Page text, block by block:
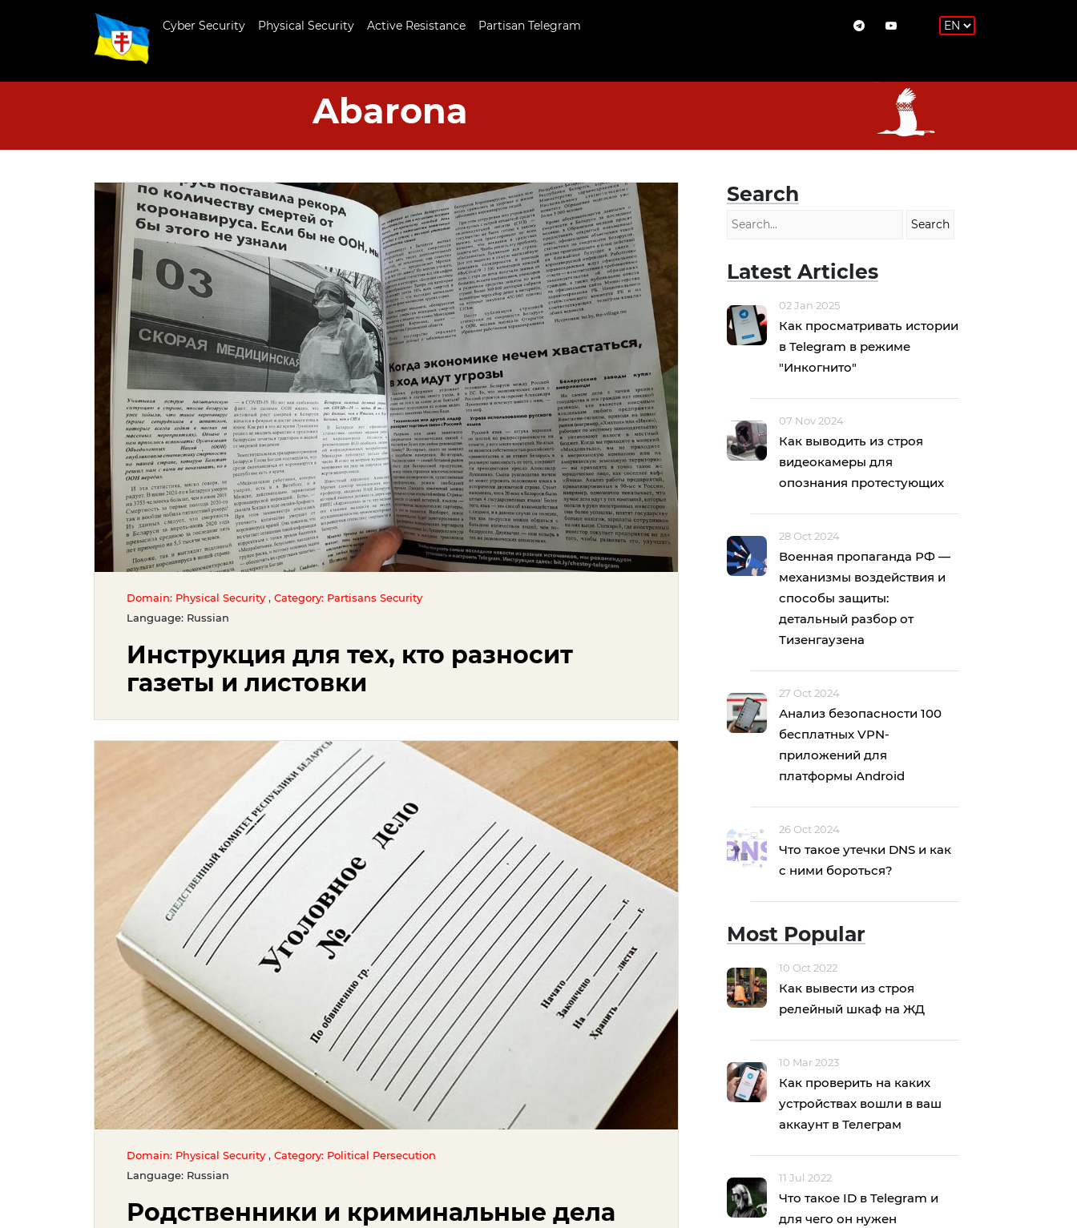
Cyber Security Physical Security Active Resistance Partisan Telegram
Abarona
Domain: Physical Security , Category: Partisans Security
Language: Russian
Инструкция для тех, кто разносит
газеты и листовки
Domain: Physical Security , Category: Political Persecution
Language: Russian
Родственники и криминальные дела
Search
Latest Articles
02 Jan 2025
Как просматривать истории
в Telegram в режиме
"Инкогнито"
07 Nov 2024
Как выводить из строя
видеокамеры для
опознания протестующих
28 Oct 2024
Военная пропаганда РФ —
механизмы воздействия и
способы защиты:
детальный разбор от
Тизенгаузена
27 Oct 2024
Анализ безопасности 100
бесплатных VPN-
приложений для
платформы Android
26 Oct 2024
Что такое утечки DNS и как
с ними бороться?
Most Popular
10 Oct 2022
Как вывести из строя
релейный шкаф на ЖД
10 Mar 2023
Как проверить на каких
устройствах вошли в ваш
аккаунт в Телеграм
11 Jul 2022
Что такое ID в Telegram и
для чего он нужен